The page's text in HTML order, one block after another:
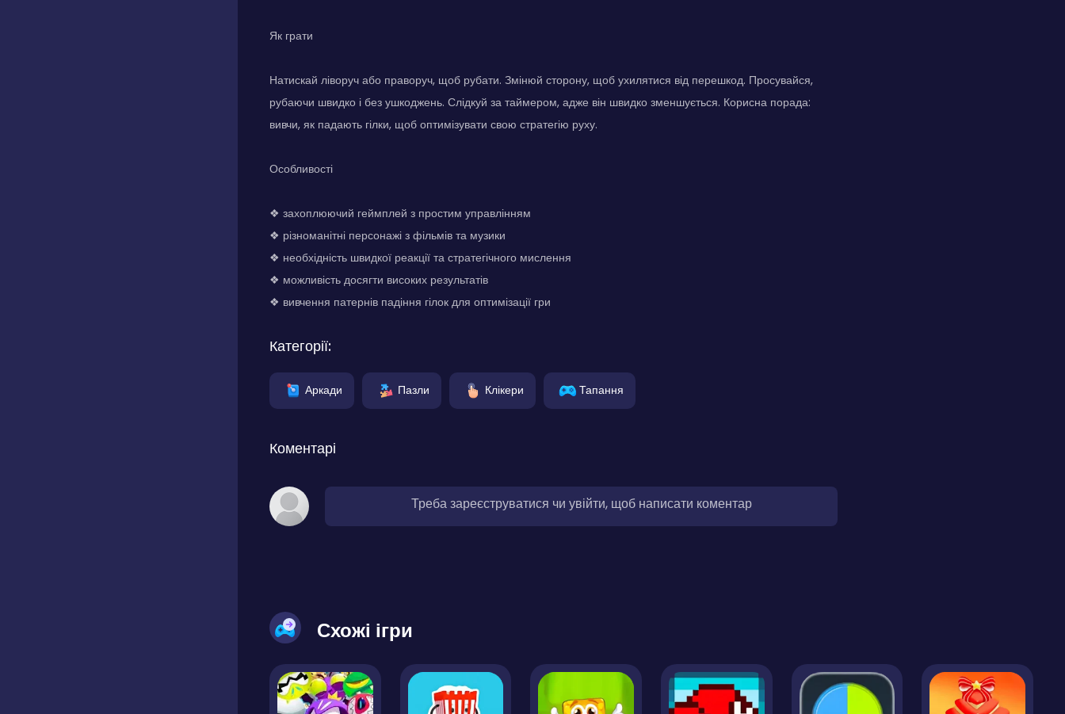
Як грати
Натискай ліворуч або праворуч, щоб рубати. Змінюй сторону, щоб ухилятися від перешкод. Просувайся,
рубаючи швидко і без ушкоджень. Слідкуй за таймером, адже він швидко зменшується. Корисна порада:
вивчи, як падають гілки, щоб оптимізувати свою стратегію руху.
Особливості
❖ захоплюючий геймплей з простим управлінням
❖ різноманітні персонажі з фільмів та музики
❖ необхідність швидкої реакції та стратегічного мислення
❖ можливість досягти високих результатів
❖ вивчення патернів падіння гілок для оптимізації гри
Категорії:
Аркади Пазли Клікери Тапання
Коментарі
Треба зареєструватися чи увійти, щоб написати коментар
Схожі ігри